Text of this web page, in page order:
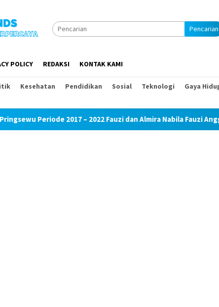
Pencarian
POLICY REDAKSI KONTAK KAMI
Kesehatan Pendidikan Sosial Teknologi Gaya
2017 – 2022 Fauzi dan Almira Nabila Fauzi Anggota DPD RI